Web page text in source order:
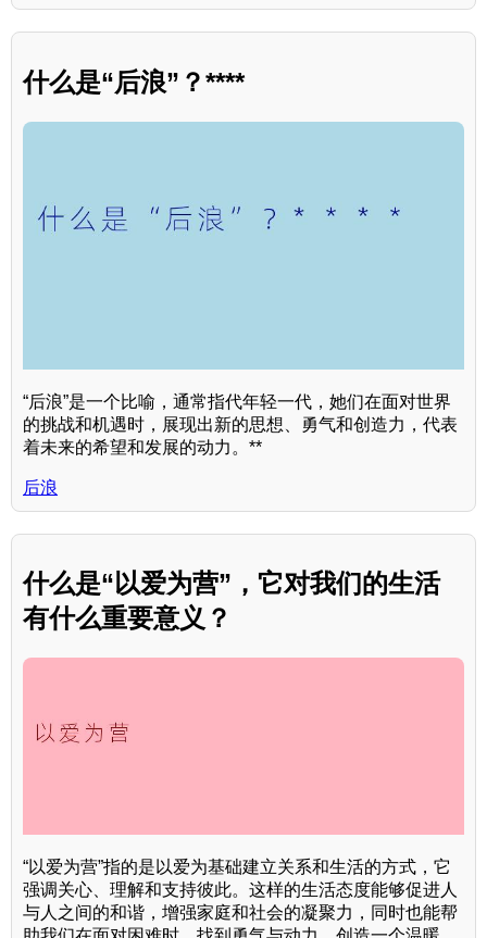
什么是“后浪”？****
“后浪”是一个比喻，通常指代年轻一代，她们在面对世界
的挑战和机遇时，展现出新的思想、勇气和创造力，代表
着未来的希望和发展的动力。**
后浪
什么是“以爱为营”，它对我们的生活
有什么重要意义？
“以爱为营”指的是以爱为基础建立关系和生活的方式，它
强调关心、理解和支持彼此。这样的生活态度能够促进人
与人之间的和谐，增强家庭和社会的凝聚力，同时也能帮